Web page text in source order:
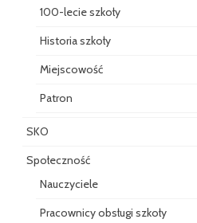
100-lecie szkoły
Historia szkoły
Miejscowość
Patron
SKO
Społeczność
Nauczyciele
Pracownicy obsługi szkoły